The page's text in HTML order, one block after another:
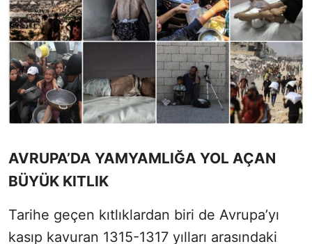
AVRUPA’DA YAMYAMLIĞA YOL AÇAN
BÜYÜK KITLIK
Tarihe geçen kıtlıklardan biri de Avrupa’yı
kasıp kavuran 1315-1317 yılları arasındaki